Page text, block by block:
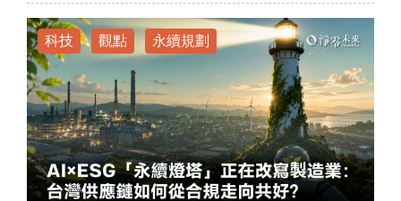
科技 觀點 永續規劃